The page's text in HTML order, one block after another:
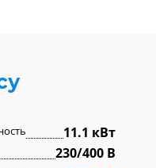
11.1 кВт
230/400 В